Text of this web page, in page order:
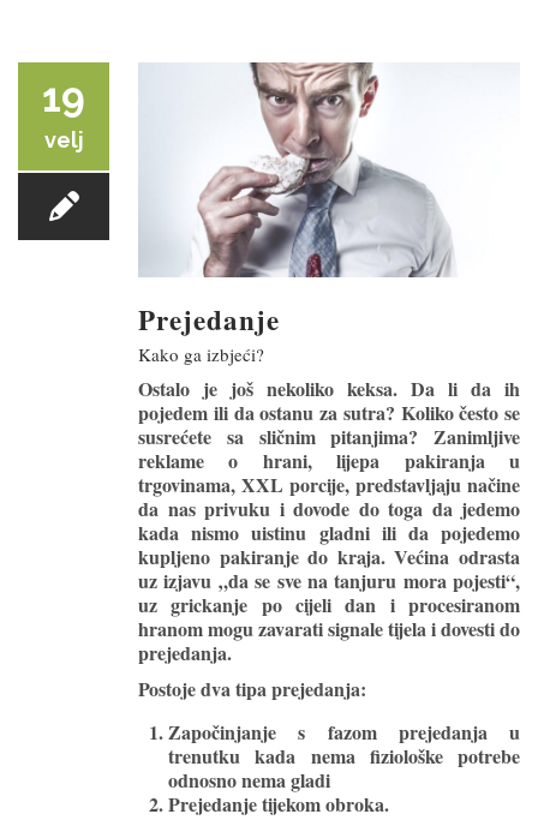
YOGA I TRENINZI
19
velj
Prejedanje
Kako ga izbjeći?
Ostalo je još nekoliko keksa. Da li da ih
pojedem ili da ostanu za sutra? Koliko često se
susrećete sa sličnim pitanjima? Zanimljive
reklame o hrani, lijepa pakiranja u
trgovinama, XXL porcije, predstavljaju načine
da nas privuku i dovode do toga da jedemo
kada nismo uistinu gladni ili da pojedemo
kupljeno pakiranje do kraja. Većina odrasta
uz izjavu „da se sve na tanjuru mora pojesti“,
uz grickanje po cijeli dan i procesiranom
hranom mogu zavarati signale tijela i dovesti do
prejedanja.
Postoje dva tipa prejedanja:
Započinjanje s fazom prejedanja u
trenutku kada nema fiziološke potrebe
odnosno nema gladi
Prejedanje tijekom obroka.